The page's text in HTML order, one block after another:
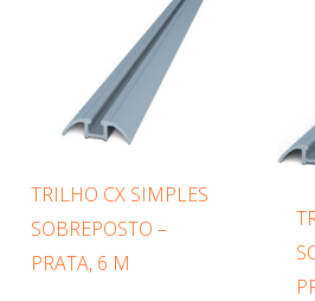
TRILHO CX SIMPLES
SOBREPOSTO –
PRATA, 6 M